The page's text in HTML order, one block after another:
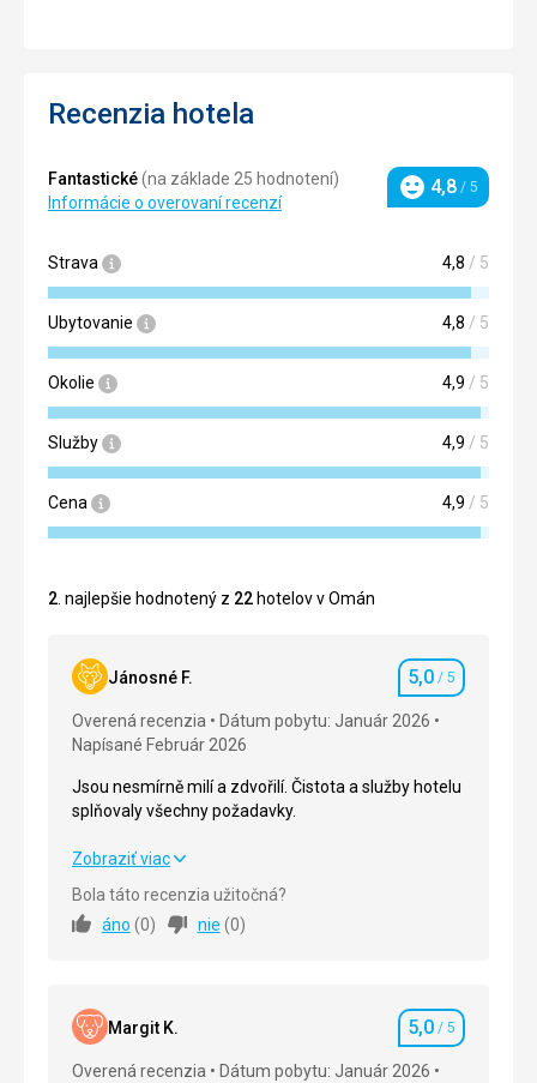
Recenzia hotela
Fantastické(na základe 25 hodnotení)
Informácie o overovaní recenzí
Hodnotenie
4,8 / 5
Strava 4,8 / 5
Ubytovanie 4,8 / 5
Okolie 4,9 / 5
Služby 4,9 / 5
Cena 4,9 / 5
2 . najlepšie hodnotený z 22 hotelov v Omán
Jánosné F. Hodnotenie
5,0 / 5
Overená recenzia
Dátum pobytu: Január 2026
Napísané Február 2026
Jsou nesmírně milí a zdvořilí. Čistota a služby hotelu
splňovaly všechny požadavky.
Jsou nesmírně milí a zdvořilí. Čistota a služby hotelu
Strava
Okolie 5,0/ 5
Služby 5,0
Zobraziť viac
Bola táto recenzia užitočná?
áno (0) nie (0)
Margit K. Hodnotenie
5,0 / 5
Overená recenzia Dátum pobytu: Január 2026